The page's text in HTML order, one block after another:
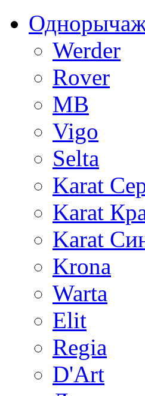
Werder
Rover
MB
Vigo
Selta
Karat
Karat
Karat
Krona
Warta
Elit
Regia
D'Art